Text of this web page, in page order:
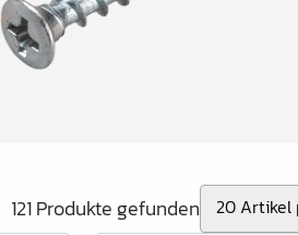
121 Produkte gefunden